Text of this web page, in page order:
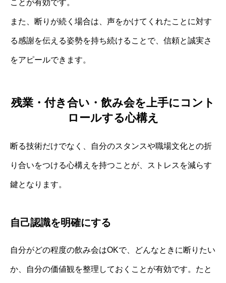
ことが有効です。
また、断りが続く場合は、声をかけてくれたことに対す
る感謝を伝える姿勢を持ち続けることで、信頼と誠実さ
をアピールできます。
残業・付き合い・飲み会を上手にコント
ロールする心構え
断る技術だけでなく、自分のスタンスや職場文化との折
り合いをつける心構えを持つことが、ストレスを減らす
鍵となります。
自己認識を明確にする
自分がどの程度の飲み会はOKで、どんなときに断りたい
か、自分の価値観を整理しておくことが有効です。たと